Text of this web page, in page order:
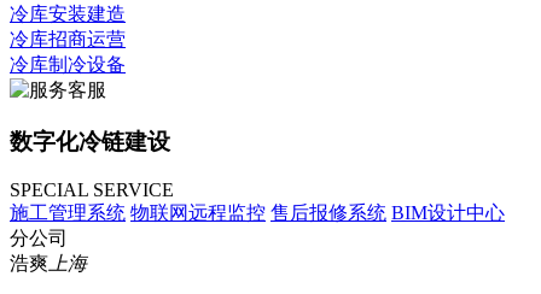
冷库安装建造
冷库招商运营
冷库制冷设备
数字化冷链建设
SPECIAL SERVICE
施工管理系统 物联网远程监控 售后报修系统 BIM设计中心
分公司
浩爽上海